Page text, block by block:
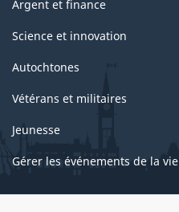
Argent et finance
Science et innovation
Autochtones
Vétérans et militaires
Jeunesse
Gérer les événements de la vie